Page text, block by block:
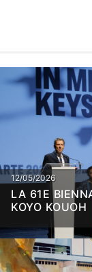
12/05/2026
LA 61E
KOYO KOUOH